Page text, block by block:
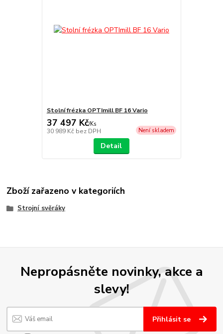
Stolní frézka OPTImill BF 16 Vario
37 497 Kč/Ks
30 989 Kč bez DPH Není skladem
Detail
Zboží zařazeno v kategoriích
Strojní svěráky
Nepropásněte novinky, akce a
slevy!
Přihlásit se